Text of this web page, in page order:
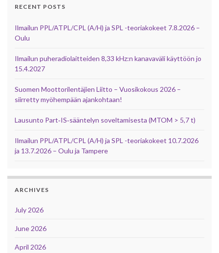
RECENT POSTS
Ilmailun PPL/ATPL/CPL (A/H) ja SPL -teoriakokeet 7.8.2026 –
Oulu
Ilmailun puheradiolaitteiden 8,33 kHz:n kanavaväli käyttöön jo
15.4.2027
Suomen Moottorilentäjien Liitto – Vuosikokous 2026 –
siirretty myöhempään ajankohtaan!
Lausunto Part‑IS‑sääntelyn soveltamisesta (MTOM > 5,7 t)
Ilmailun PPL/ATPL/CPL (A/H) ja SPL -teoriakokeet 10.7.2026
ja 13.7.2026 – Oulu ja Tampere
ARCHIVES
July 2026
June 2026
April 2026